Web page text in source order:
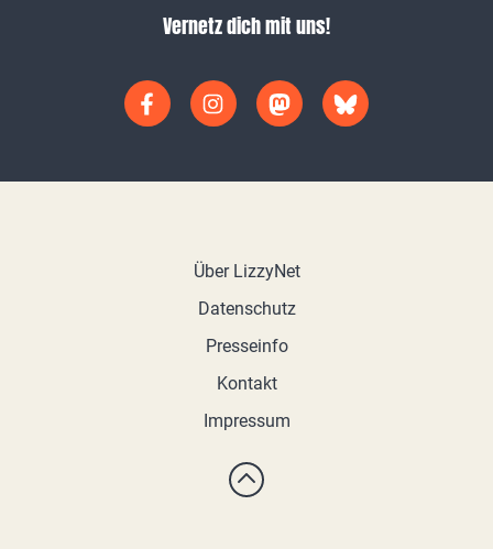
Vernetz dich mit uns!
Über LizzyNet
Datenschutz
Presseinfo
Kontakt
Impressum